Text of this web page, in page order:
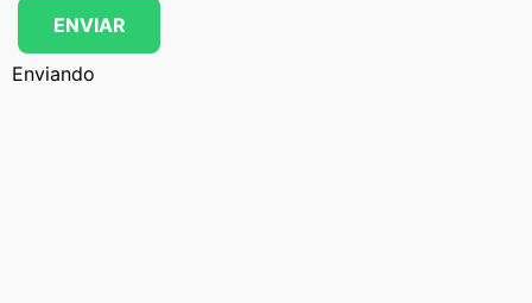
ENVIAR
Enviando